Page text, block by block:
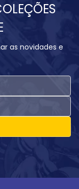
as novidades e